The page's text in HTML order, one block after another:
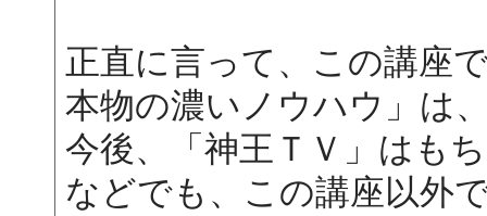
正直に言って、この講座
本物の濃いノウハウ」は
今後、「神王ＴＶ」はも
などでも、この講座以外